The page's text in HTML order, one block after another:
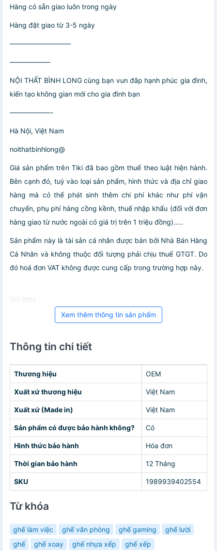
Hàng có sẵn giao luôn trong ngày
Hàng đặt giao từ 3-5 ngày
—————————
——————
NỘI THẤT BÌNH LONG cùng bạn vun đắp hạnh phúc gia đình,
kiến tạo không gian mới cho gia đình bạn
——————-
Hà Nội, Việt Nam
noithatbinhlong@
Giá sản phẩm trên Tiki đã bao gồm thuế theo luật hiện hành.
Bên cạnh đó, tuỳ vào loại sản phẩm, hình thức và địa chỉ giao
hàng mà có thể phát sinh thêm chi phí khác như phí vận
chuyển, phụ phí hàng cồng kềnh, thuế nhập khẩu (đối với đơn
hàng giao từ nước ngoài có giá trị trên 1 triệu đồng).....
Sản phẩm này là tài sản cá nhân được bán bởi Nhà Bán Hàng
Cá Nhân và không thuộc đối tượng phải chịu thuế GTGT. Do
đó hoá đơn VAT không được cung cấp trong trường hợp này.
Giá BRN
Xem thêm thông tin sản phẩm
Thông tin chi tiết
Thương hiệu OEM
Xuất xứ thương hiệu Việt Nam
Xuất xứ (Made in) Việt Nam
Sản phẩm có được bảo hành không? Có
Hình thức bảo hành Hóa đơn
Thời gian bảo hành 12 Tháng
SKU 1989939402554
Từ khóa
ghế làm việc ghế văn phòng ghế gaming
ghế lười
ghế
ghế xoay ghế nhựa xếp
ghế xếp